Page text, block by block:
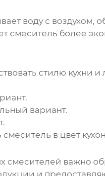
воду с
смеситель более
стилю кухни
вариант.
в цвет
смесителей важно